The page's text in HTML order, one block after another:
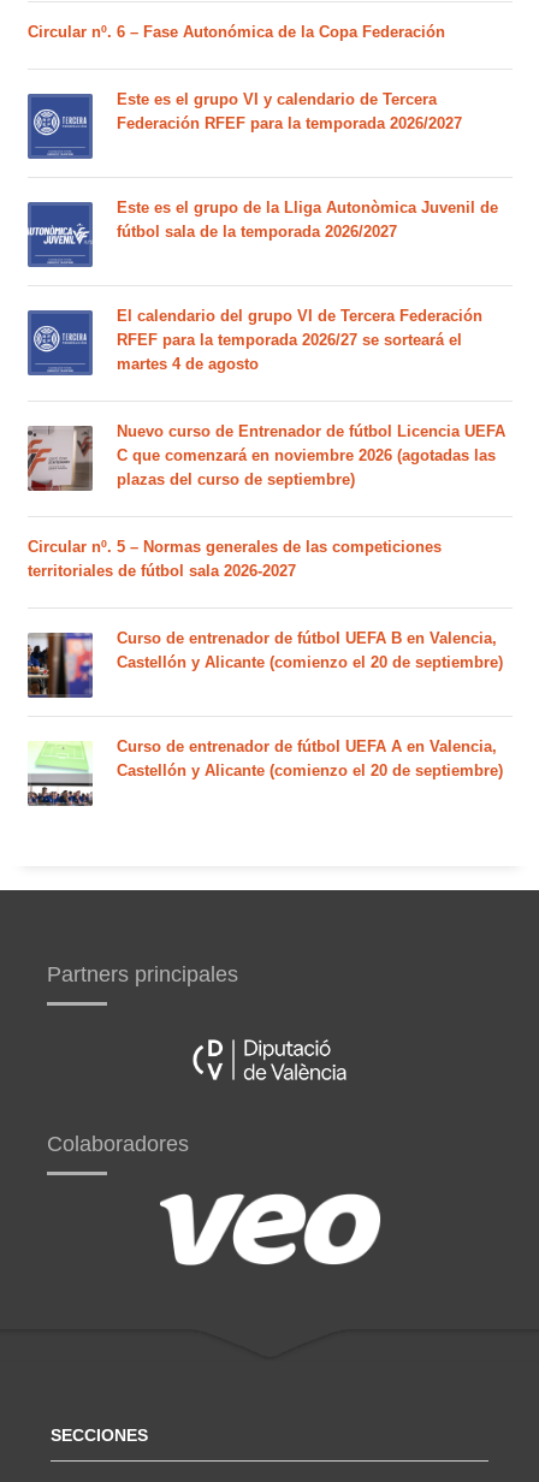
Circular nº. 6 – Fase Autonómica de la Copa Federación
Este es el grupo VI y calendario de Tercera
Federación RFEF para la temporada 2026/2027
Este es el grupo de la Lliga Autonòmica Juvenil de
fútbol sala de la temporada 2026/2027
El calendario del grupo VI de Tercera Federación
RFEF para la temporada 2026/27 se sorteará el
martes 4 de agosto
Nuevo curso de Entrenador de fútbol Licencia UEFA
C que comenzará en noviembre 2026 (agotadas las
plazas del curso de septiembre)
Circular nº. 5 – Normas generales de las competiciones
territoriales de fútbol sala 2026-2027
Curso de entrenador de fútbol UEFA B en Valencia,
Castellón y Alicante (comienzo el 20 de septiembre)
Curso de entrenador de fútbol UEFA A en Valencia,
Castellón y Alicante (comienzo el 20 de septiembre)
Partners principales
Colaboradores
SECCIONES